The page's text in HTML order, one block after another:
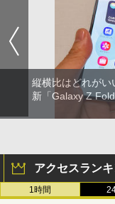
縦横比はどれがい
新「Galaxy Z Fold
アクセスラン
1時間